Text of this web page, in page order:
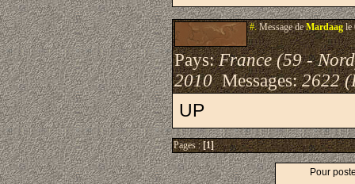
#.Message deMardaagle
Pays:France (59 -
2010Messages:2622
UP
Pages :[1]
Pour